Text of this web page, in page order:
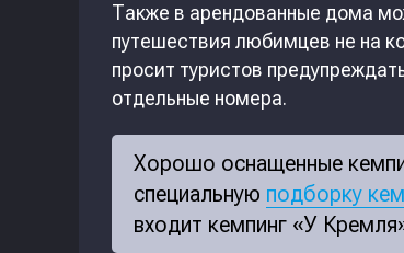
Также в арендованные дома
путешествия любимцев не на
просит туристов
отдельные номера.
Хорошо оснащенные
специальную подборку
входит кемпинг «У